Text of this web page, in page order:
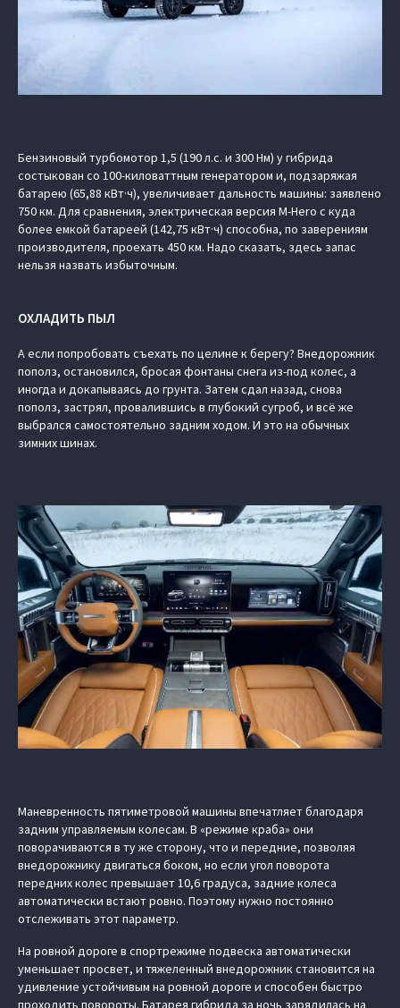
Бензиновый турбомотор 1,5 (190 л.с. и 300 Нм) у гибрида
состыкован со 100-киловаттным генератором и, подзаряжая
батарею (65,88 кВт·ч), увеличивает дальность машины: заявлено
750 км. Для сравнения, электрическая версия M-Hero с куда
более емкой батареей (142,75 кВт·ч) способна, по заверениям
производителя, проехать 450 км. Надо сказать, здесь запас
нельзя назвать избыточным.
ОХЛАДИТЬ ПЫЛ
А если попробовать съехать по целине к берегу? Внедорожник
пополз, остановился, бросая фонтаны снега из-под колес, а
иногда и докапываясь до грунта. Затем сдал назад, снова
пополз, застрял, провалившись в глубокий сугроб, и всё же
выбрался самостоятельно задним ходом. И это на обычных
зимних шинах.
Маневренность пятиметровой машины впечатляет благодаря
задним управляемым колесам. В «режиме краба» они
поворачиваются в ту же сторону, что и передние, позволяя
внедорожнику двигаться боком, но если угол поворота
передних колес превышает 10,6 градуса, задние колеса
автоматически встают ровно. Поэтому нужно постоянно
отслеживать этот параметр.
На ровной дороге в спортрежиме подвеска автоматически
уменьшает просвет, и тяжеленный внедорожник становится на
удивление устойчивым на ровной дороге и способен быстро
проходить повороты. Батарея гибрида за ночь зарядилась на